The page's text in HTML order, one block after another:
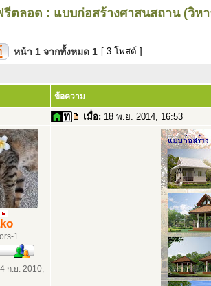
รีตลอด : แบบก่อสร้างศาสนสถาน (วิห
หน้า 1 จากทั้งหมด 1 [ 3 โพสต์ ]
ข้อความ
เมื่อ: 18 พ.ย. 2014, 16:53
1
ก.ย. 2010,